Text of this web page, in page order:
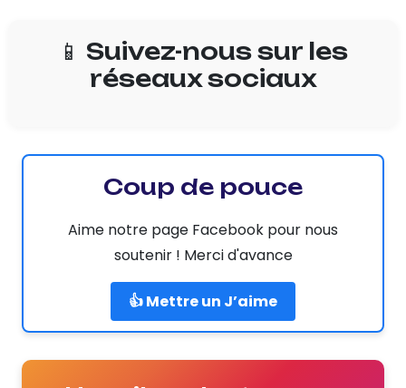
📱 Suivez-nous sur les
réseaux sociaux
Coup de pouce
Aime notre page Facebook pour nous
soutenir ! Merci d'avance
👍 Mettre un J’aime